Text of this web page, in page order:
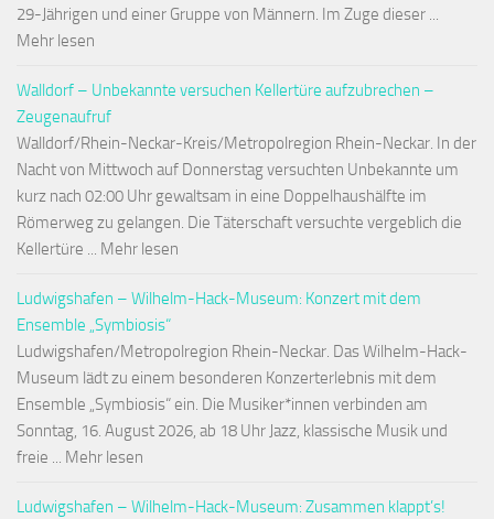
29-Jährigen und einer Gruppe von Männern. Im Zuge dieser ...
Mehr lesen
Walldorf – Unbekannte versuchen Kellertüre aufzubrechen –
Zeugenaufruf
Walldorf/Rhein-Neckar-Kreis/Metropolregion Rhein-Neckar. In der
Nacht von Mittwoch auf Donnerstag versuchten Unbekannte um
kurz nach 02:00 Uhr gewaltsam in eine Doppelhaushälfte im
Römerweg zu gelangen. Die Täterschaft versuchte vergeblich die
Kellertüre ... Mehr lesen
Ludwigshafen – Wilhelm-Hack-Museum: Konzert mit dem
Ensemble „Symbiosis“
Ludwigshafen/Metropolregion Rhein-Neckar. Das Wilhelm-Hack-
Museum lädt zu einem besonderen Konzerterlebnis mit dem
Ensemble „Symbiosis“ ein. Die Musiker*innen verbinden am
Sonntag, 16. August 2026, ab 18 Uhr Jazz, klassische Musik und
freie ... Mehr lesen
Ludwigshafen – Wilhelm-Hack-Museum: Zusammen klappt’s!